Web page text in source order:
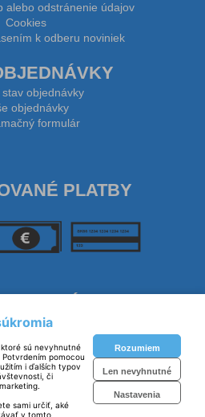
alebo odstránenie údajov
Cookies
k odberu noviniek
objednávky
objednávky
formulár
PLATBY
sú nevyhnutné
pomocou
i ďalších typov
či
sami určiť, aké
v tomto
Rozumiem
Len nevyhnutné
Nastavenia